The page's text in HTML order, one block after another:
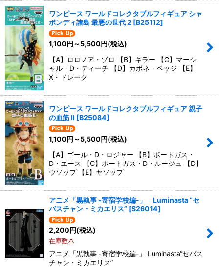
ワンピース ワールドコレクタブルフィギュア シャ
ボンディ諸島 最悪の世代 2 [B25112]
1,100円 ～5,500円(税込)
【A】ロロノア・ゾロ 【B】キラー 【C】マーシ
ャル・D・ティーチ 【D】カポネ・ベッジ 【E】
X・ドレーク
ワンピース ワールドコレクタブルフィギュア 親子
の血筋 II [B25084]
1,100円 ～5,500円(税込)
【A】ゴール・D・ロジャー 【B】ポートガス・
D・エース 【C】ポートガス・D・ルージュ 【D】
ウソップ 【E】ヤソップ
アニメ「黒執事 -寄宿学校編-」 Luminasta “セ
バスチャン・ミカエリス” [S26014]
2,200円(税込)
在庫数△
アニメ「黒執事 -寄宿学校編-」 Luminasta“セバス
チャン・ミカエリス”